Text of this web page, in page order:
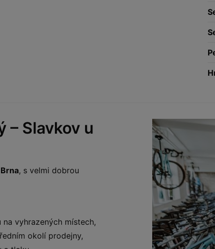
– Slavkov u
, s velmi dobrou
vyhrazených místech,
okolí prodejny,